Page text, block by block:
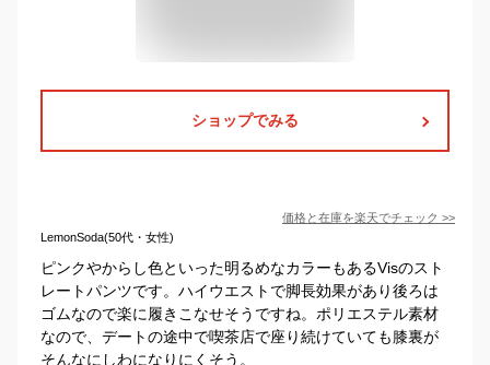
ショップでみる
価格と在庫を楽天でチェック >>
LemonSoda(50代・女性)
ピンクやからし色といった明るめなカラーもあるVisのスト
レートパンツです。ハイウエストで脚長効果があり後ろは
ゴムなので楽に履きこなせそうですね。ポリエステル素材
なので、デートの途中で喫茶店で座り続けていても膝裏が
そんなにしわになりにくそう。